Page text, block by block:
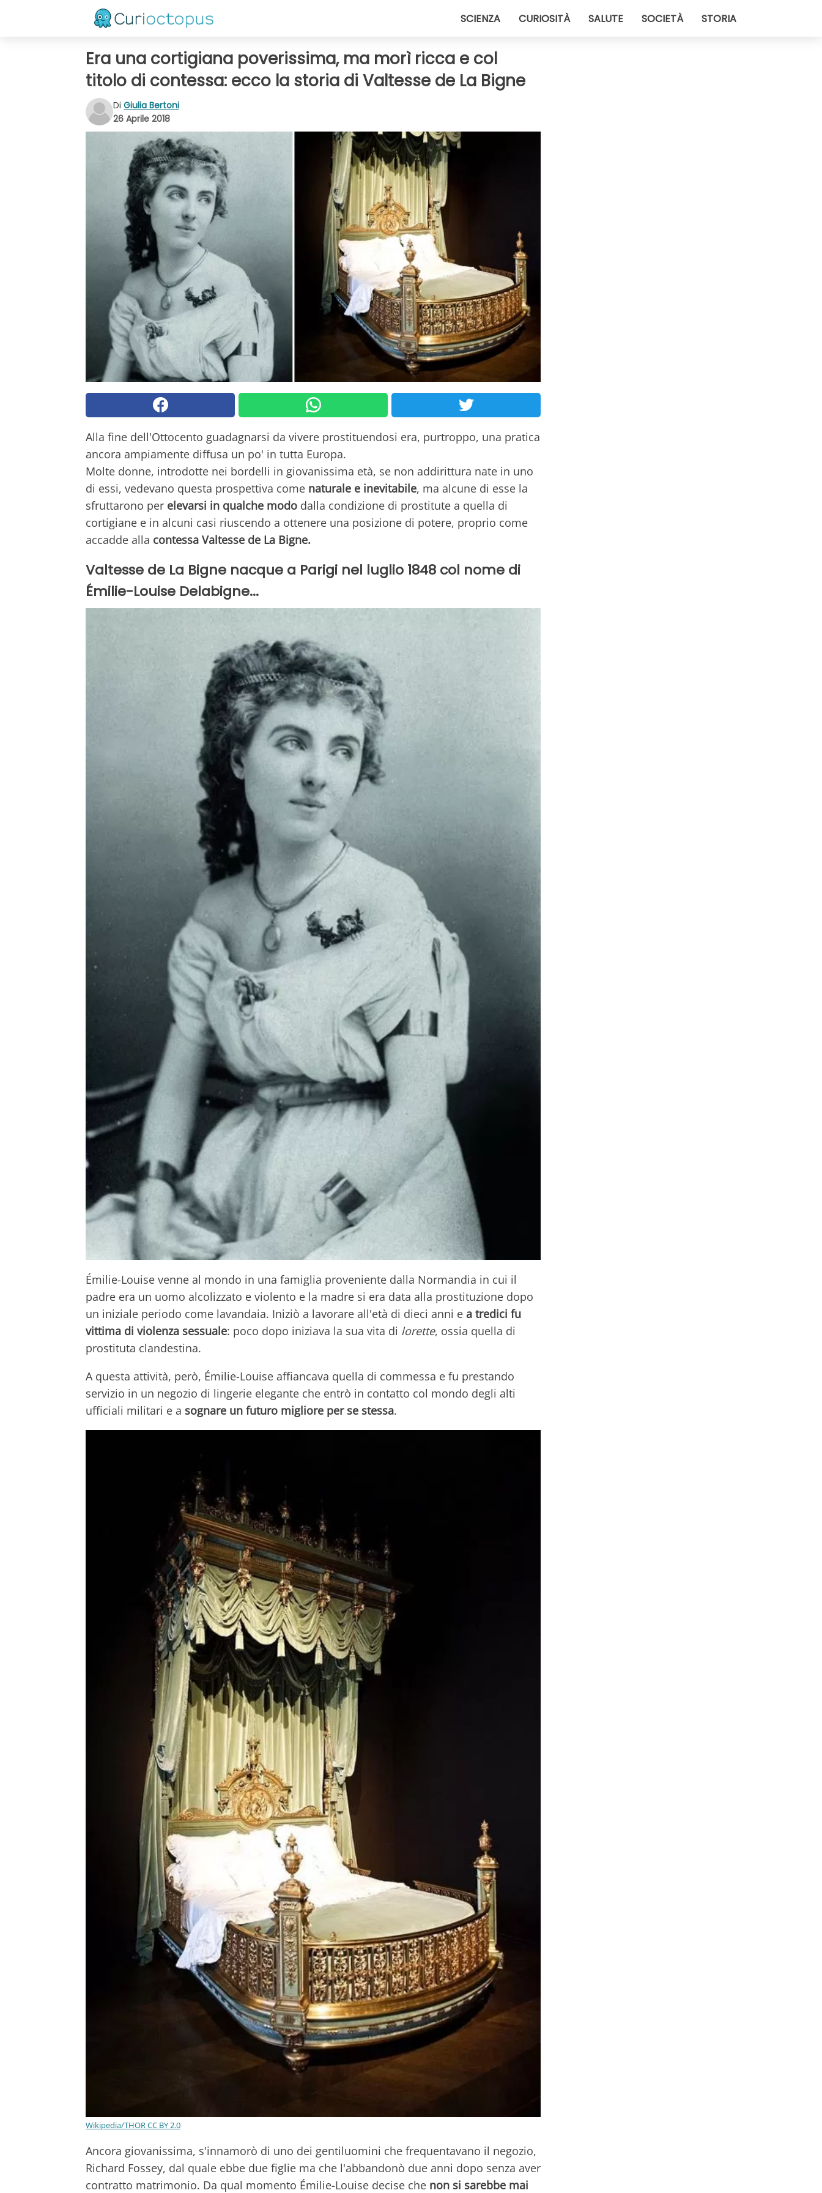
SCIENZA CURIOSITÀ SALUTE SOCIETÀ STORIA
Era una cortigiana poverissima, ma morì ricca e col
titolo di contessa: ecco la storia di Valtesse de La Bigne
Di Giulia Bertoni
26 Aprile 2018
Alla fine dell'Ottocento guadagnarsi da vivere prostituendosi era, purtroppo, una pratica
ancora ampiamente diffusa un po' in tutta Europa.
Molte donne, introdotte nei bordelli in giovanissima età, se non addirittura nate in uno
di essi, vedevano questa prospettiva come naturale e inevitabile, ma alcune di esse la
sfruttarono per elevarsi in qualche modo dalla condizione di prostitute a quella di
cortigiane e in alcuni casi riuscendo a ottenere una posizione di potere, proprio come
accadde alla contessa Valtesse de La Bigne.
Valtesse de La Bigne nacque a Parigi nel luglio 1848 col nome di
Émilie-Louise Delabigne...
Émilie-Louise venne al mondo in una famiglia proveniente dalla Normandia in cui il
padre era un uomo alcolizzato e violento e la madre si era data alla prostituzione dopo
un iniziale periodo come lavandaia. Iniziò a lavorare all'età di dieci anni e a tredici fu
vittima di violenza sessuale: poco dopo iniziava la sua vita di lorette, ossia quella di
prostituta clandestina.
A questa attività, però, Émilie-Louise affiancava quella di commessa e fu prestando
servizio in un negozio di lingerie elegante che entrò in contatto col mondo degli alti
ufficiali militari e a sognare un futuro migliore per se stessa.
Wikipedia/THOR CC BY 2.0
Ancora giovanissima, s'innamorò di uno dei gentiluomini che frequentavano il negozio,
Richard Fossey, dal quale ebbe due figlie ma che l'abbandonò due anni dopo senza aver
contratto matrimonio. Da qual momento Émilie-Louise decise che non si sarebbe mai